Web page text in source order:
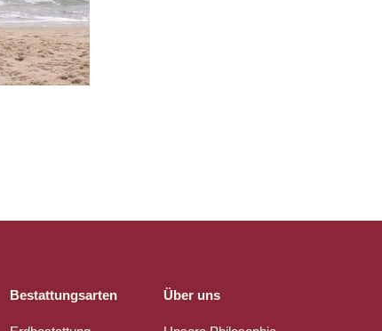
Bestattungsarten Über uns